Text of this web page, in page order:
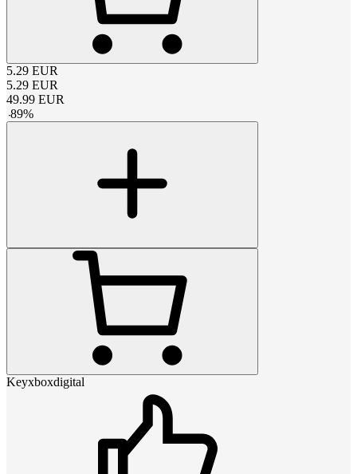
5.29 EUR
5.29 EUR
49.99 EUR
-89%
Keyxboxdigital